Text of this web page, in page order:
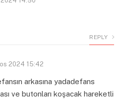
REPLY
2024 15:42
arkasına yadadefans
ve butonları koşacak hareketli